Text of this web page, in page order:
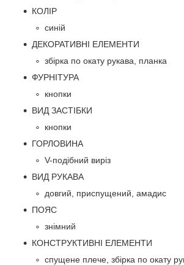
КОЛІР
синій
ДЕКОРАТИВНІ ЕЛЕМЕНТИ
збірка по окату рукава, планка
ФУРНІТУРА
кнопки
ВИД ЗАСТІБКИ
кнопки
ГОРЛОВИНА
V-подібний виріз
ВИД РУКАВА
довгий, приспущений, амадис
ПОЯС
знімний
КОНСТРУКТИВНІ ЕЛЕМЕНТИ
спущене плече, збірка по окату